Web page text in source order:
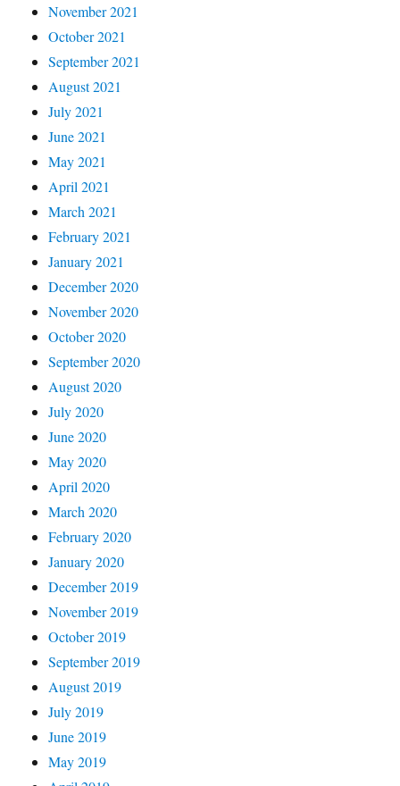
November 2021
October 2021
September 2021
August 2021
July 2021
June 2021
May 2021
April 2021
March 2021
February 2021
January 2021
December 2020
November 2020
October 2020
September 2020
August 2020
July 2020
June 2020
May 2020
April 2020
March 2020
February 2020
January 2020
December 2019
November 2019
October 2019
September 2019
August 2019
July 2019
June 2019
May 2019